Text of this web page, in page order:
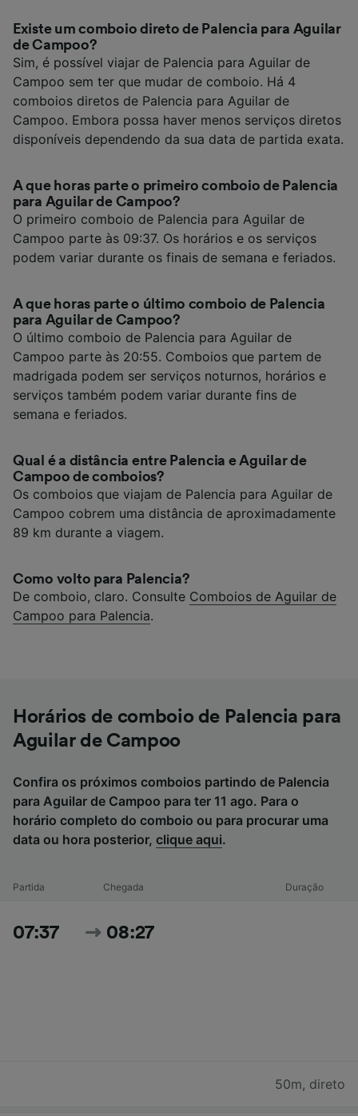
Existe um comboio direto de Palencia para Aguilar
de Campoo?
Sim, é possível viajar de Palencia para Aguilar de
Campoo sem ter que mudar de comboio. Há 4
comboios diretos de Palencia para Aguilar de
Campoo. Embora possa haver menos serviços diretos
disponíveis dependendo da sua data de partida exata.
A que horas parte o primeiro comboio de Palencia
para Aguilar de Campoo?
O primeiro comboio de Palencia para Aguilar de
Campoo parte às 09:37. Os horários e os serviços
podem variar durante os finais de semana e feriados.
A que horas parte o último comboio de Palencia
para Aguilar de Campoo?
O último comboio de Palencia para Aguilar de
Campoo parte às 20:55. Comboios que partem de
madrigada podem ser serviços noturnos, horários e
serviços também podem variar durante fins de
semana e feriados.
Qual é a distância entre Palencia e Aguilar de
Campoo de comboios?
Os comboios que viajam de Palencia para Aguilar de
Campoo cobrem uma distância de aproximadamente
89 km durante a viagem.
Como volto para Palencia?
De comboio, claro. Consulte Comboios de Aguilar de
Campoo para Palencia.
Horários de comboio de Palencia para
Aguilar de Campoo
Confira os próximos comboios partindo de Palencia
para Aguilar de Campoo para ter 11 ago. Para o
horário completo do comboio ou para procurar uma
data ou hora posterior, clique aqui.
Partida Chegada Duração
07:37 08:27
50m, direto